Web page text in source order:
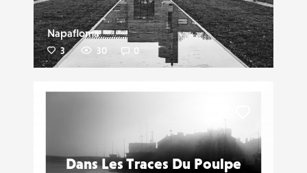
Napafloma
3 30 0
Dans Les Traces Du Poulpe